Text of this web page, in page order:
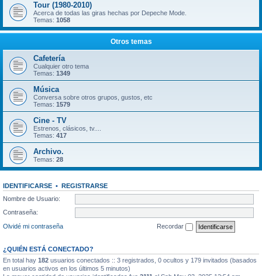
Tour (1980-2010)
Acerca de todas las giras hechas por Depeche Mode.
Temas: 1058
Otros temas
Cafetería
Cualquier otro tema
Temas: 1349
Música
Conversa sobre otros grupos, gustos, etc
Temas: 1579
Cine - TV
Estrenos, clásicos, tv....
Temas: 417
Archivo.
Temas: 28
IDENTIFICARSE • REGISTRARSE
Nombre de Usuario:
Contraseña:
Olvidé mi contraseña
Recordar
¿QUIÉN ESTÁ CONECTADO?
En total hay 182 usuarios conectados :: 3 registrados, 0 ocultos y 179 invitados (basados
en usuarios activos en los últimos 5 minutos)